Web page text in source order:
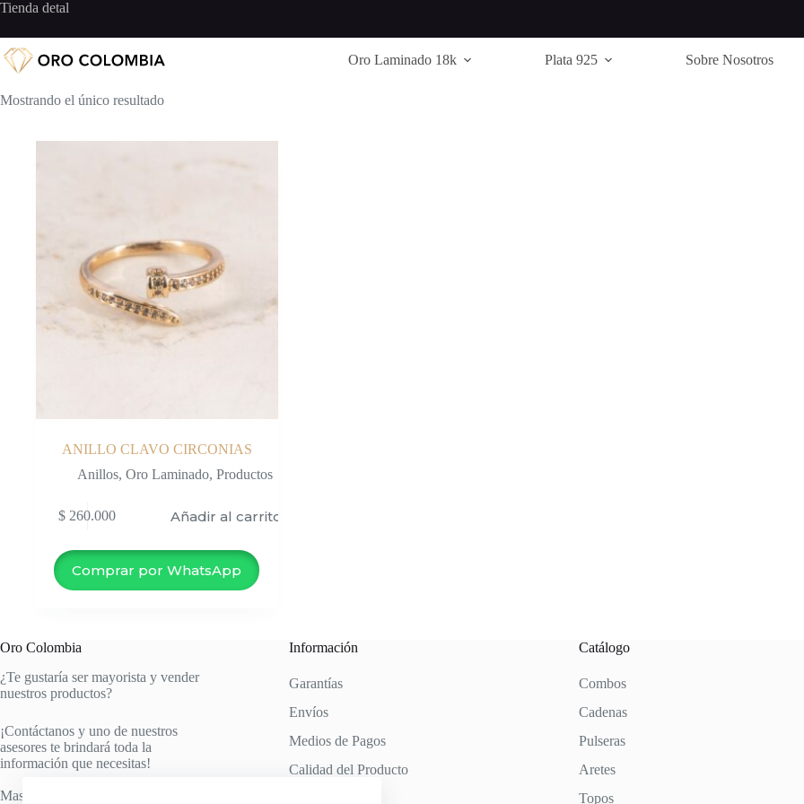
Saltar
contenido
Tienda detal
Oro Laminado 18k Plata 925 Sobre Nosotros
Mostrando el único resultado
ANILLO CLAVO CIRCONIAS
Anillos, Oro Laminado, Productos
$ 260.000 Añadir al carrito
Comprar por WhatsApp
Oro Colombia
¿Te gustaría ser mayorista y vender
nuestros productos?
¡Contáctanos y uno de nuestros
asesores te brindará toda la
información que necesitas!
Mas información
Información
Garantías
Envíos
Medios de Pagos
Calidad del Producto
Catálogo
Combos
Cadenas
Pulseras
Aretes
Topos